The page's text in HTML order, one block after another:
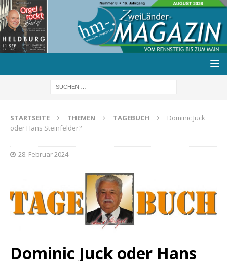
STARTSEITE THEMEN TAGEBUCH
Dominic Juck
oder Hans Steinfelder?
28. Februar 2024
Dominic Juck oder Hans